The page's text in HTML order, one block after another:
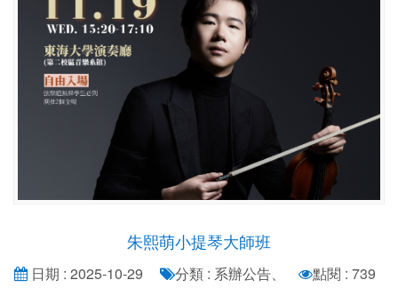
朱熙萌小提琴大師班
日期 : 2025-10-29 分類 : 系辦公告、
點閱 : 739